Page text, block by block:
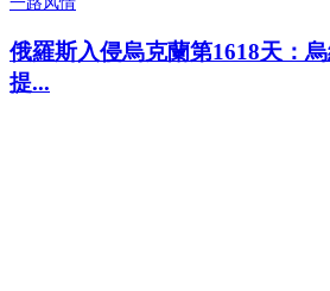
俄羅斯入侵烏克蘭第1618天：
提...